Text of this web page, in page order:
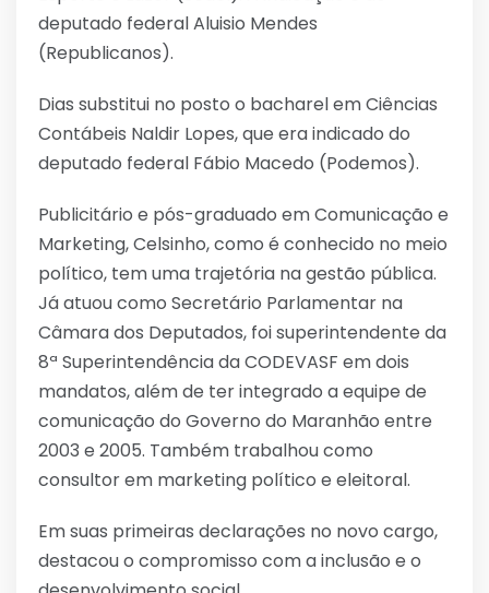
deputado federal Aluisio Mendes
(Republicanos).
Dias substitui no posto o bacharel em Ciências
Contábeis Naldir Lopes, que era indicado do
deputado federal Fábio Macedo (Podemos).
Publicitário e pós-graduado em Comunicação e
Marketing, Celsinho, como é conhecido no meio
político, tem uma trajetória na gestão pública.
Já atuou como Secretário Parlamentar na
Câmara dos Deputados, foi superintendente da
8ª Superintendência da CODEVASF em dois
mandatos, além de ter integrado a equipe de
comunicação do Governo do Maranhão entre
2003 e 2005. Também trabalhou como
consultor em marketing político e eleitoral.
Em suas primeiras declarações no novo cargo,
destacou o compromisso com a inclusão e o